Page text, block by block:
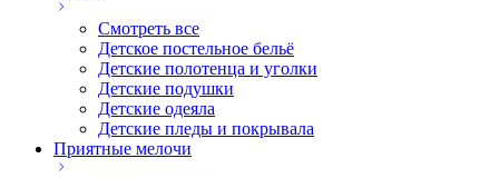
Смотреть все
Детское постельное бельё
Детские полотенца и уголки
Детские подушки
Детские одеяла
Детские пледы и покрывала
Приятные мелочи